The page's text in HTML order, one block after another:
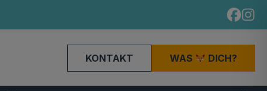
KONTAKT WAS DICH?